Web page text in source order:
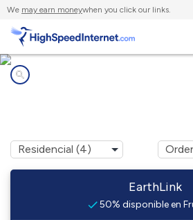
We may earn moneywhen you click our links.
EarthLink
50% disponible en